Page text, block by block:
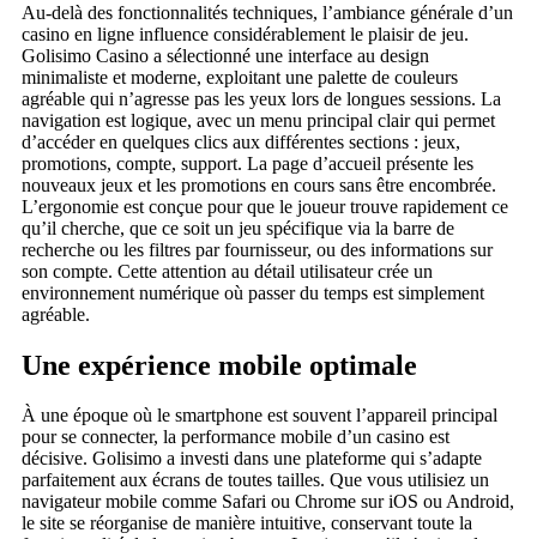
Au-delà des fonctionnalités techniques, l’ambiance générale d’un
casino en ligne influence considérablement le plaisir de jeu.
Golisimo Casino a sélectionné une interface au design
minimaliste et moderne, exploitant une palette de couleurs
agréable qui n’agresse pas les yeux lors de longues sessions. La
navigation est logique, avec un menu principal clair qui permet
d’accéder en quelques clics aux différentes sections : jeux,
promotions, compte, support. La page d’accueil présente les
nouveaux jeux et les promotions en cours sans être encombrée.
L’ergonomie est conçue pour que le joueur trouve rapidement ce
qu’il cherche, que ce soit un jeu spécifique via la barre de
recherche ou les filtres par fournisseur, ou des informations sur
son compte. Cette attention au détail utilisateur crée un
environnement numérique où passer du temps est simplement
agréable.
Une expérience mobile optimale
À une époque où le smartphone est souvent l’appareil principal
pour se connecter, la performance mobile d’un casino est
décisive. Golisimo a investi dans une plateforme qui s’adapte
parfaitement aux écrans de toutes tailles. Que vous utilisiez un
navigateur mobile comme Safari ou Chrome sur iOS ou Android,
le site se réorganise de manière intuitive, conservant toute la